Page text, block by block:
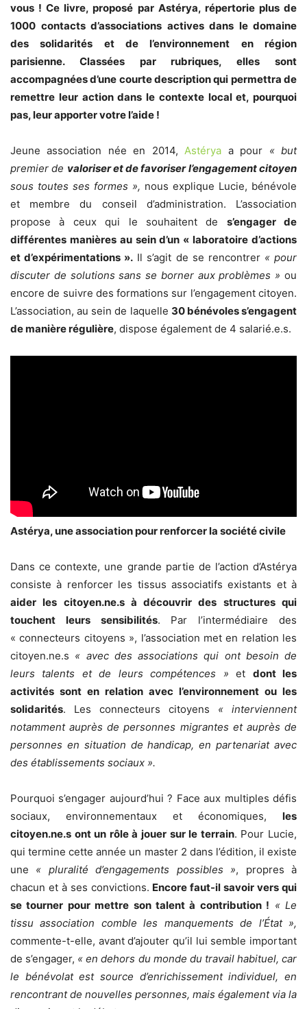
vous ! Ce livre, proposé par Astérya, répertorie plus de
1000 contacts d’associations actives dans le domaine
des solidarités et de l’environnement en région
parisienne. Classées par rubriques, elles sont
accompagnées d’une courte description qui permettra de
remettre leur action dans le contexte local et, pourquoi
pas, leur apporter votre l’aide !
Jeune association née en 2014, Astérya a pour « but
premier de valoriser et de favoriser l’engagement citoyen
sous toutes ses formes », nous explique Lucie, bénévole
et membre du conseil d’administration. L’association
propose à ceux qui le souhaitent de s’engager de
différentes manières au sein d’un « laboratoire d’actions
et d’expérimentations ». Il s’agit de se rencontrer « pour
discuter de solutions sans se borner aux problèmes » ou
encore de suivre des formations sur l’engagement citoyen.
L’association, au sein de laquelle 30 bénévoles s’engagent
de manière régulière, dispose également de 4 salarié.e.s.
Astérya, une association pour renforcer la société civile
Dans ce contexte, une grande partie de l’action d’Astérya
consiste à renforcer les tissus associatifs existants et à
aider les citoyen.ne.s à découvrir des structures qui
touchent leurs sensibilités. Par l’intermédiaire des
« connecteurs citoyens », l’association met en relation les
citoyen.ne.s « avec des associations qui ont besoin de
leurs talents et de leurs compétences » et dont les
activités sont en relation avec l’environnement ou les
solidarités. Les connecteurs citoyens « interviennent
notamment auprès de personnes migrantes et auprès de
personnes en situation de handicap, en partenariat avec
des établissements sociaux ».
Pourquoi s’engager aujourd’hui ? Face aux multiples défis
sociaux, environnementaux et économiques, les
citoyen.ne.s ont un rôle à jouer sur le terrain. Pour Lucie,
qui termine cette année un master 2 dans l’édition, il existe
une « pluralité d’engagements possibles », propres à
chacun et à ses convictions. Encore faut-il savoir vers qui
se tourner pour mettre son talent à contribution ! « Le
tissu association comble les manquements de l’État »,
commente-t-elle, avant d’ajouter qu’il lui semble important
de s’engager, « en dehors du monde du travail habituel, car
le bénévolat est source d’enrichissement individuel, en
rencontrant de nouvelles personnes, mais également via la